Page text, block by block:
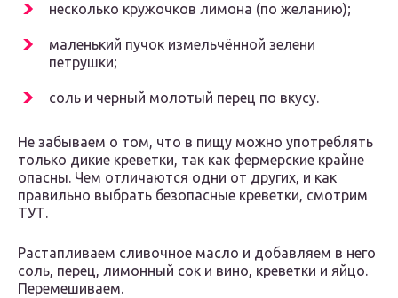
несколько кружочков лимона (по желанию);
маленький пучок измельчённой зелени
петрушки;
соль и черный молотый перец по вкусу.
Не забываем о том, что в пищу можно употреблять
только дикие креветки, так как фермерские крайне
опасны. Чем отличаются одни от других, и как
правильно выбрать безопасные креветки, смотрим
ТУТ.
Растапливаем сливочное масло и добавляем в него
соль, перец, лимонный сок и вино, креветки и яйцо.
Перемешиваем.